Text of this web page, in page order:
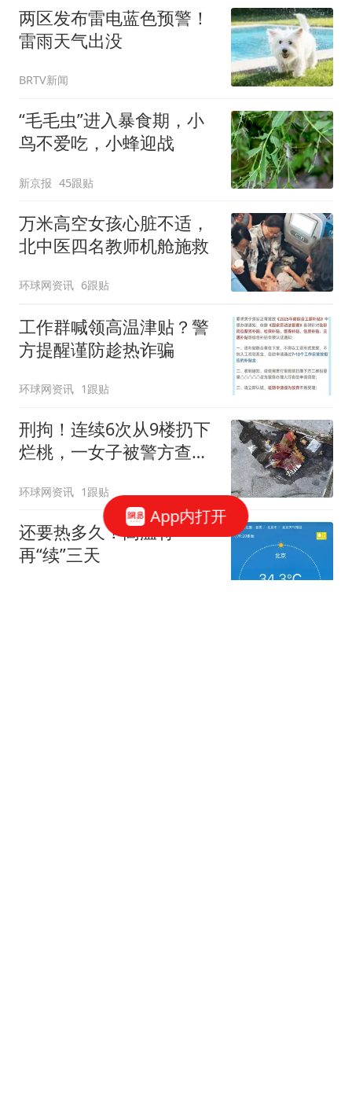
两区发布雷电蓝色预警！
雷雨天气出没
BRTV新闻
“毛毛虫”进入暴食期，小
鸟不爱吃，小蜂迎战
新京报 45跟贴
万米高空女孩心脏不适，
北中医四名教师机舱施救
环球网资讯 6跟贴
工作群喊领高温津贴？警
方提醒谨防趁热诈骗
环球网资讯 1跟贴
刑拘！连续6次从9楼扔下
烂桃，一女子被警方查
环球网资讯 1跟贴
还要热多久？高温将
再“续”三天
App内打开